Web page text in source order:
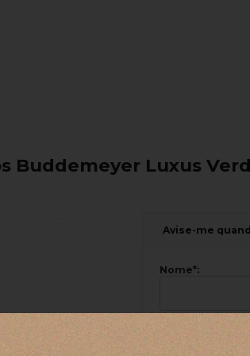
Buddemeyer Luxus
Avise-me
Nome*: